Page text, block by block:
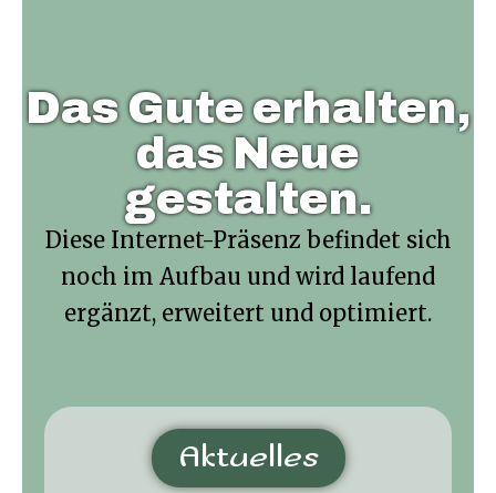
Das Gute erhalten,
das Neue
gestalten.
Diese Internet-Präsenz befindet sich
noch im Aufbau und wird laufend
ergänzt, erweitert und optimiert.
Aktuelles